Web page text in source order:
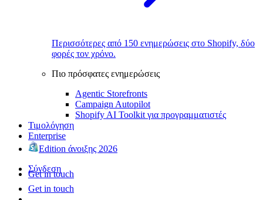
Περισσότερες από 150 ενημερώσεις στο Shopify, δύο
φορές τον χρόνο.
Πιο πρόσφατες ενημερώσεις
Agentic Storefronts
Campaign Autopilot
Shopify AI Toolkit για προγραμματιστές
Τιμολόγηση
Enterprise
Edition άνοιξης 2026
Σύνδεση
Get in touch
Get in touch